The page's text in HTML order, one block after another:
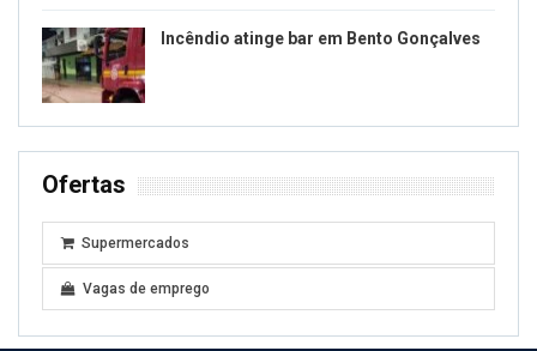
Incêndio atinge bar em Bento Gonçalves
Ofertas
Supermercados
Vagas de emprego